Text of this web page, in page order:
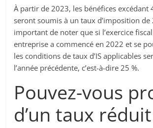
À partir de 2023, les bénéfices excédant
seront soumis à un taux d’imposition de
important de noter que si l’exercice
entreprise a commencé en 2022 et se
les conditions de taux d’IS applicables
l’année précédente, c’est-à-dire 25 %.
Pouvez-vous
d’un taux